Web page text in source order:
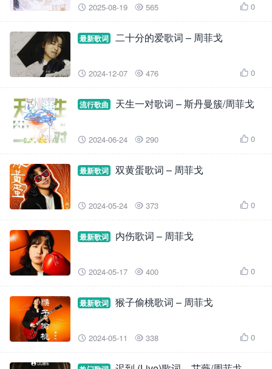
 2025-08-19  565  0
最新歌词 二十分的爱歌词 – 周菲戈
 2024-12-07  476  0
流行歌曲 天生一对歌词 – 斯丹曼簇/周菲戈
 2024-06-24  290  0
最新歌词 双黄蛋歌词 – 周菲戈
 2024-05-24  373  0
最新歌词 内伤歌词 – 周菲戈
 2024-05-17  400  0
最新歌词 猴子偷桃歌词 – 周菲戈
 2024-05-11  338  0